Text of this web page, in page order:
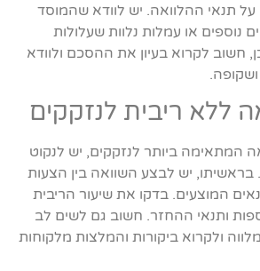
על תנאי ההלוואה. יש לוודא שהמוסד
נוספים או עמלות נלוות שעלולות
חשוב לקרוא בעיון את ההסכם ולוודא
ללא ריבית לנזקקים
המתאימה ביותר לנזקקים, יש לנקוט
יש לבצע השוואה בין הצעות
המוצעים. בדקו את שיעור הריבית
ותנאי ההחזר. חשוב גם לשים לב
ולקרוא ביקורות והמלצות מלקוחות